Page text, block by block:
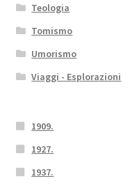
Teologia
Tomismo
Umorismo
Viaggi - Esplorazioni
1909.
1927.
1937.